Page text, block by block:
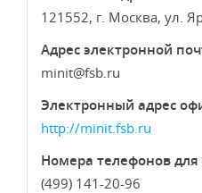
121552, г. Москва, ул.
Адрес электронной
minit
fsb.ru
Электронный адрес
http://minit.fsb.ru
Номера телефонов для
(499) 141-20-96